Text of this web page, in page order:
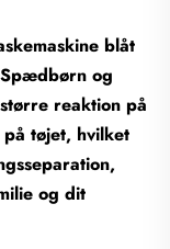
blåt
og
reaktion på
tøjet, hvilket
og dit